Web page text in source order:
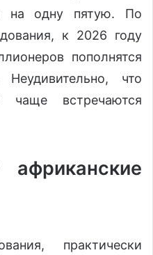
на одну пятую. По
к 2026 году
пополнятся
что
чаще встречаются
практически